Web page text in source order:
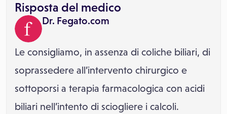
Risposta del medico
Dr. Fegato.com
Le consigliamo, in assenza di coliche biliari, di
soprassedere all’intervento chirurgico e
sottoporsi a terapia farmacologica con acidi
biliari nell’intento di sciogliere i calcoli.